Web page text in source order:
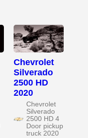
Chevrolet
Silverado
2500 HD
2020
Chevrolet
Silverado
2500 HD 4
Door pickup
truck 2020